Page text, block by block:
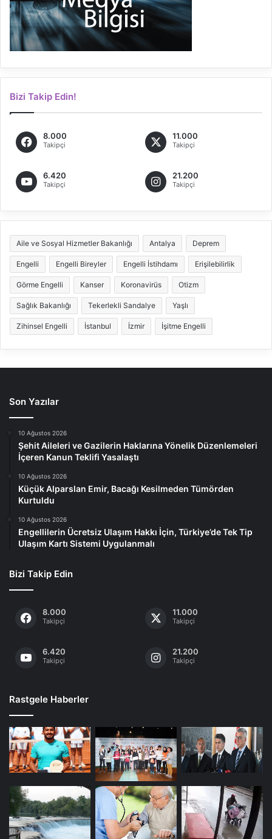
Bizi Takip Edin!
8.000
Takipçi
11.000
Takipçi
6.420
Takipçi
21.200
Takipçi
Aile ve Sosyal Hizmetler Bakanlığı Antalya Deprem
Engelli Engelli Bireyler Engelli İstihdamı Erişilebilirlik
Görme Engelli Kanser Koronavirüs Otizm
Sağlık Bakanlığı Tekerlekli Sandalye Yaşlı
Zihinsel Engelli İstanbul İzmir İşitme Engelli
Son Yazılar
10 Ağustos 2026
Şehit Aileleri ve Gazilerin Haklarına Yönelik Düzenlemeleri
İçeren Kanun Teklifi Yasalaştı
10 Ağustos 2026
Küçük Alparslan Emir, Bacağı Kesilmeden Tümörden
Kurtuldu
10 Ağustos 2026
Engellilerin Ücretsiz Ulaşım Hakkı İçin, Türkiye’de Tek Tip
Ulaşım Kartı Sistemi Uygulanmalı
Bizi Takip Edin
8.000
Takipçi
11.000
Takipçi
6.420
Takipçi
21.200
Takipçi
Rastgele Haberler